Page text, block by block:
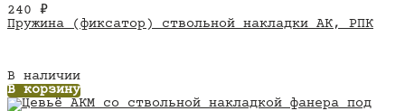
240 ₽
Пружина (фиксатор) ствольной накладки АК, РПК
В наличии
В корзину